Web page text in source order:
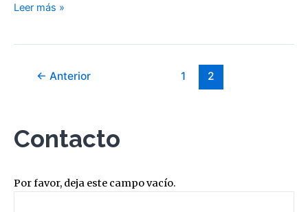
Leer más »
← Anterior 1 2
Contacto
Por favor, deja este campo vacío.